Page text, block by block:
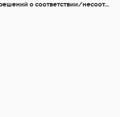
о соответствии/несоот...